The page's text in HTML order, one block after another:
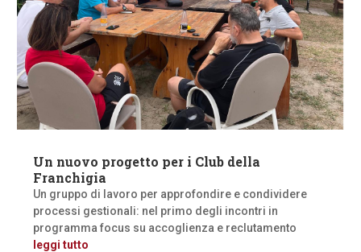
Un nuovo progetto per i Club della
Franchigia
Un gruppo di lavoro per approfondire e condividere
processi gestionali: nel primo degli incontri in
programma focus su accoglienza e reclutamento
leggi tutto